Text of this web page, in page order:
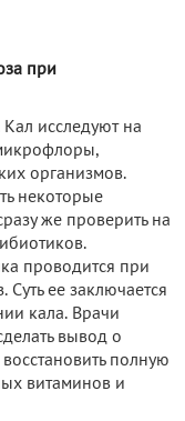
при
Кал исследуют на
организмов.
некоторые
же проверить на
проводится при
ее заключается
кала. Врачи
вывод о
полную
витаминов и